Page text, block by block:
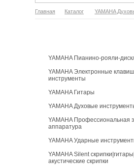
Главная Каталог YAMAHA
YAMAHA Пианино-рояли-
YAMAHA Электронные
инструменты
YAMAHA Гитары
YAMAHA Духовые
YAMAHA Профессиональная
аппаратура
YAMAHA Ударные
YAMAHA Silent скрипки|гитары|
акустические скрипки